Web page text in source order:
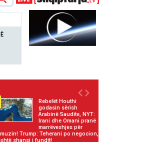
Rebelët Houthi
godasin sërish
Arabinë Saudite, NYT:
Irani dhe Omani pranë
marrëveshjes për
Trump: Teherani po negocion,
shansi i fundit!